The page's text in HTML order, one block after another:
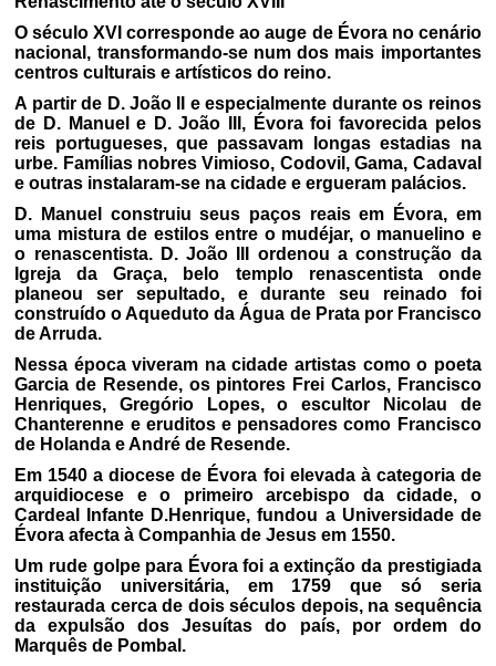
O século XVI corresponde ao auge de Évora no cenário
nacional, transformando-se num dos mais importantes
centros culturais e artísticos do reino.
A partir de D. João II e especialmente durante os reinos
de D. Manuel e D. João III, Évora foi favorecida pelos
reis portugueses, que passavam longas estadias na
urbe. Famílias nobres Vimioso, Codovil, Gama, Cadaval
e outras instalaram-se na cidade e ergueram palácios.
D. Manuel construiu seus paços reais em Évora, em
uma mistura de estilos entre o mudéjar, o manuelino e
o renascentista. D. João III ordenou a construção da
Igreja da Graça, belo templo renascentista onde
planeou ser sepultado, e durante seu reinado foi
construído o Aqueduto da Água de Prata por Francisco
de Arruda.
Nessa época viveram na cidade artistas como o poeta
Garcia de Resende, os pintores Frei Carlos, Francisco
Henriques, Gregório Lopes, o escultor Nicolau de
Chanterenne e eruditos e pensadores como Francisco
de Holanda e André de Resende.
Em 1540 a diocese de Évora foi elevada à categoria de
arquidiocese e o primeiro arcebispo da cidade, o
Cardeal Infante D.Henrique, fundou a Universidade de
Évora afecta à Companhia de Jesus em 1550.
Um rude golpe para Évora foi a extinção da prestigiada
instituição universitária, em 1759 que só seria
restaurada cerca de dois séculos depois, na sequência
da expulsão dos Jesuítas do país, por ordem do
Marquês de Pombal.